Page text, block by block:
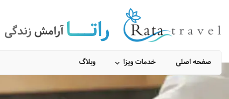
راتـــاآرامشزندگی
صفحه اصلی خدمات ویزا وبلاگ